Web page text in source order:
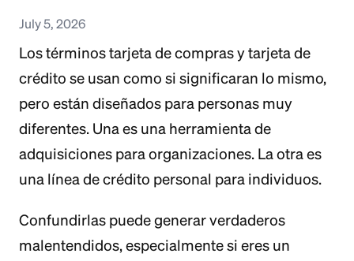
July 5, 2026
Los términos tarjeta de compras y tarjeta de
crédito se usan como si significaran lo mismo,
pero están diseñados para personas muy
diferentes. Una es una herramienta de
adquisiciones para organizaciones. La otra es
una línea de crédito personal para individuos.
Confundirlas puede generar verdaderos
malentendidos, especialmente si eres un